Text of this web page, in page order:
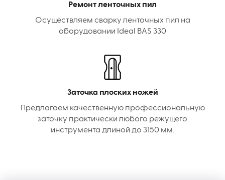
Ремонт ленточных пил
Осуществляем сварку ленточных пил на
оборудовании Ideal BAS 330
Заточка плоских ножей
Предлагаем качественную профессиональную
заточку практически любого режущего
инструмента длиной до 3150 мм.